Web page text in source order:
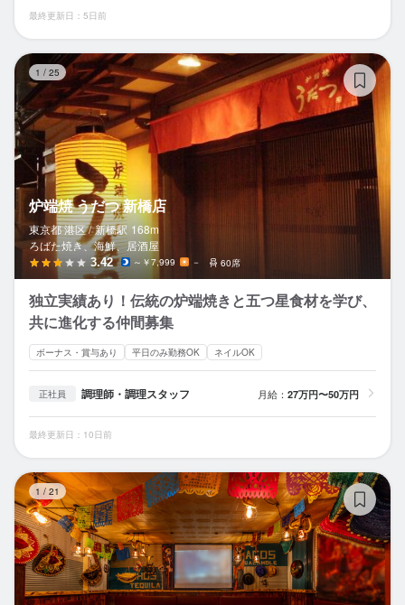
最終更新日：5日前
1 / 25
炉端焼 うだつ 新橋店
東京都 港区 / 新橋駅 168m
ろばた焼き、海鮮、居酒屋
3.42 ～￥7,999 － 60席
独立実績あり！伝統の炉端焼きと五つ星食材を学び、
共に進化する仲間募集
ボーナス・賞与あり 平日のみ勤務OK ネイルOK
正社員 調理師・調理スタッフ 月給： 27万円〜50万円
最終更新日：10日前
1 / 21